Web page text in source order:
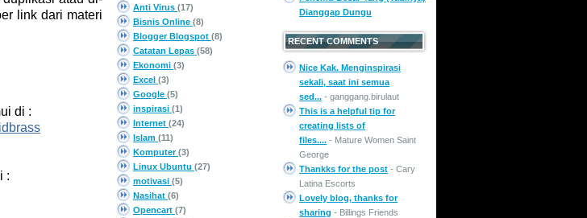
link dari materi
di :
:
Anti Virus (17)
Bisnis Online (8)
Blogger Blogspot (8)
Catatan Lepas (58)
Ekonomi (3)
Excel (3)
Google (5)
inspirasi (1)
Internet (24)
Islam (11)
Komputer(3)
Linux Ubuntu (27)
motivasi (5)
Nasihat (6)
Opencart (7)
Dianggap Dungu
RECENT COMMENTS
Nice Kak. Menginspirasi
sekali, saat ini semua
sed... - ganggang.birulaut
This is a helpful tip for
creating lists of
files.... - Mature Women Saint
George
Thankks for the post - Cary
Latina Escorts
Lovely blog, thanks for
sharing - Billings Friends